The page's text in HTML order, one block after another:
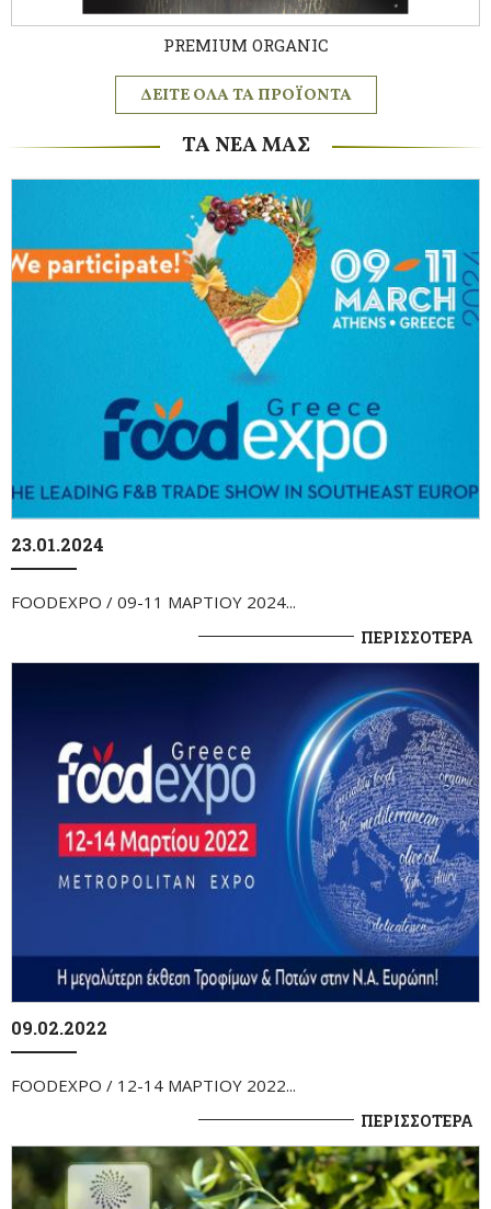
PREMIUM ORGANIC
ΔΕΙΤΕ ΟΛΑ ΤΑ ΠΡΟΪΟΝΤΑ
ΤΑ ΝΕΑ ΜΑΣ
23.01.2024
FOODEXPO / 09-11 ΜΑΡΤΙΟΥ 2024...
ΠΕΡΙΣΣΟΤΕΡΑ
09.02.2022
FOODEXPO / 12-14 ΜΑΡΤΙΟΥ 2022...
ΠΕΡΙΣΣΟΤΕΡΑ